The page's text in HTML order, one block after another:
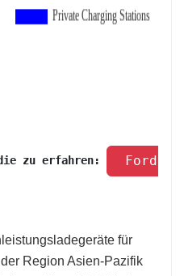
zu erfahren:
für
Region Asien-Pazifik